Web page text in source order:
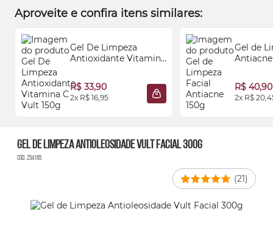
Aproveite e confira itens similares:
Gel De Limpeza
Antioxidante Vitamina
R$ 33,90
2x R$ 16,95 ADICIONAR À SACOLA
Gel de
R$ 40,90
2x R$
Gel de Limpeza Antioleosidade Vult Facial 300g
Cód. Z54185
(21)